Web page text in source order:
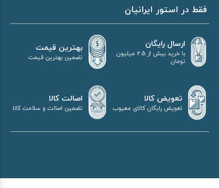
فقط در استور ایرانیان
ارسال رایگان
با خرید بیش از 2.5 میلیون
تومان
بهترین قیمت
تضمین بهترین قیمت
تعویض کالا
تعویض رایگان کالای معیوب
اصالت کالا
تضمین اصالت و سلامت کالا